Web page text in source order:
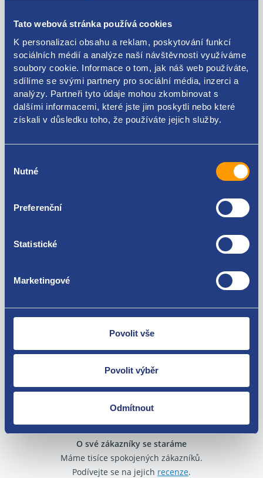
Tato webová stránka používá cookies
K personalizaci obsahu a reklam, poskytování funkcí
sociálních médií a analýze naší návštěvnosti využíváme
soubory cookie. Informace o tom, jak náš web používáte,
sdílíme se svými partnery pro sociální média, inzerci a
analýzy. Partneři tyto údaje mohou zkombinovat s
dalšími informacemi, které jste jim poskytli nebo které
získali v důsledku toho, že používáte jejich služby.
souhlasu
Nutné
Preferenční
Statistické
Marketingové
Povolit vše
Povolit výběr
Odmítnout
K5SD74DX9AA
Kódy produktu
K1RU63DX9AH P1RU63DX9AH K5SD74DX9AA
Fiat Freemont
Zboží můžete vrátit do 60 dnů od
zakoupení. Nebo vám pošleme náhradu.
O své zákazníky se staráme
Máme tisíce spokojených zákazníků.
Podívejte se na jejich recenze.